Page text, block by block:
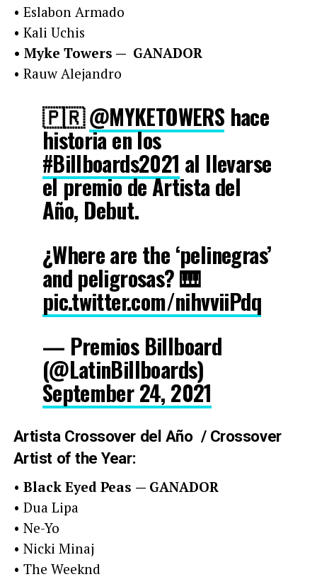
• Eslabon Armado
• Kali Uchis
• Myke Towers — GANADOR
• Rauw Alejandro
🇵🇷@MYKETOWERS hace
historia en los
#Billboards2021 al llevarse
el premio de Artista del
Año, Debut.
¿Where are the ‘pelinegras’
and peligrosas? 🎹
pic.twitter.com/nihvviiPdq
— Premios Billboard
(@LatinBillboards)
September 24, 2021
Artista Crossover del Año / Crossover
Artist of the Year:
• Black Eyed Peas — GANADOR
• Dua Lipa
• Ne-Yo
• Nicki Minaj
• The Weeknd